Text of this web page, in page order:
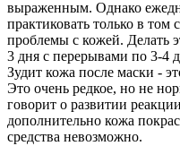
выраженным. Однако
практиковать только в том
проблемы с кожей. Делать
3 дня с перерывами по 3-4
Зудит кожа после маски -
Это очень редкое, но не
говорит о развитии
дополнительно кожа
средства невозможно.